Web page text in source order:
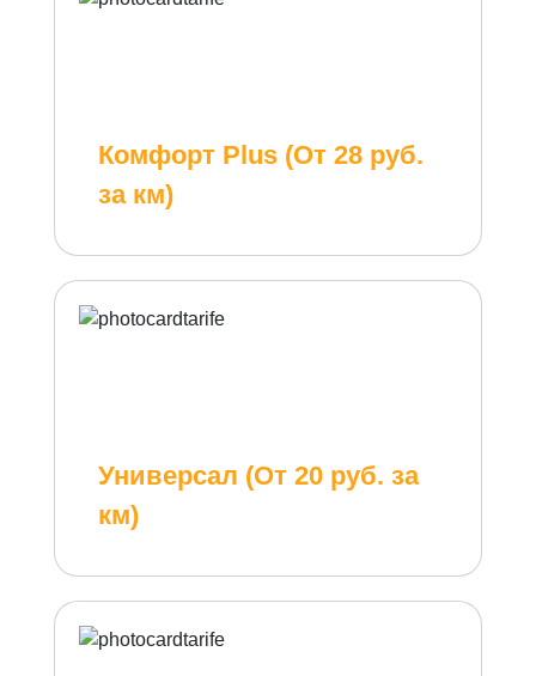
Комфорт Plus (От 28 руб.
за км)
Универсал (От 20 руб. за
км)